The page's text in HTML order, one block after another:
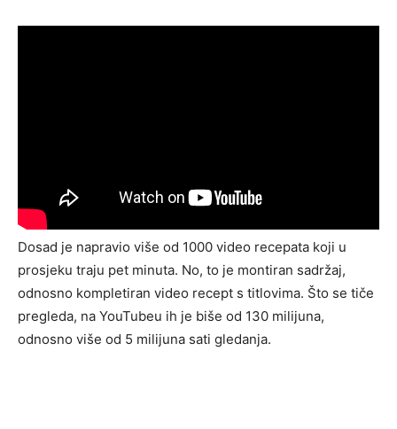
Dosad je napravio više od 1000 video recepata koji u
prosjeku traju pet minuta. No, to je montiran sadržaj,
odnosno kompletiran video recept s titlovima. Što se tiče
pregleda, na YouTubeu ih je biše od 130 milijuna,
odnosno više od 5 milijuna sati gledanja.